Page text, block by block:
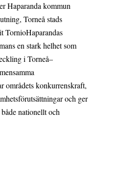
Haparanda kommun
Torneå stads
TornioHaparandas
en stark helhet som
i Torneå–
områdets konkurrenskraft,
och ger
nationellt och